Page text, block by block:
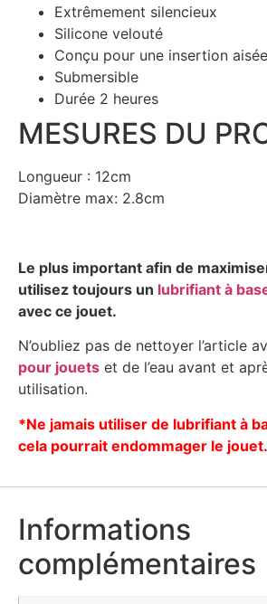
Extrêmement silencieux
Silicone velouté
Conçu pour une insertion aisée
Submersible
Durée 2 heures
MESURES DU
Longueur : 12cm
Diamètre max: 2.8cm
Le plus important afin de
utilisez toujours un lubrifiant à
avec ce jouet.
N’oubliez pas de nettoyer l’article
pour jouets et de l’eau avant et
utilisation.
*Ne jamais utiliser de lubrifiant à
cela pourrait endommager le jouet.
Informations
complémentaires